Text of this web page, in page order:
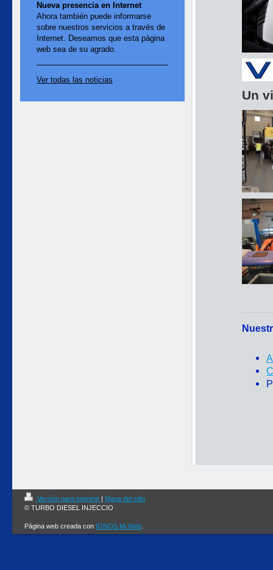
Un
Nueva presencia en Internet
Ahora también puede informarse
sobre nuestros servicios a través de
Internet. Deseamos que esta página
web sea de su agrado.
Ver todas las noticias
Versión para imprimir | Mapa del sitio
© TURBO DIESEL INJECCIO
Página web creada con IONOS Mi Web